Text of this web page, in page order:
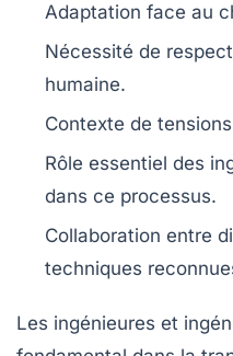
Adaptation face au
Nécessité de
humaine.
Contexte de
Rôle essentiel des
dans ce processus.
Collaboration entre
techniques
Les ingénieures et